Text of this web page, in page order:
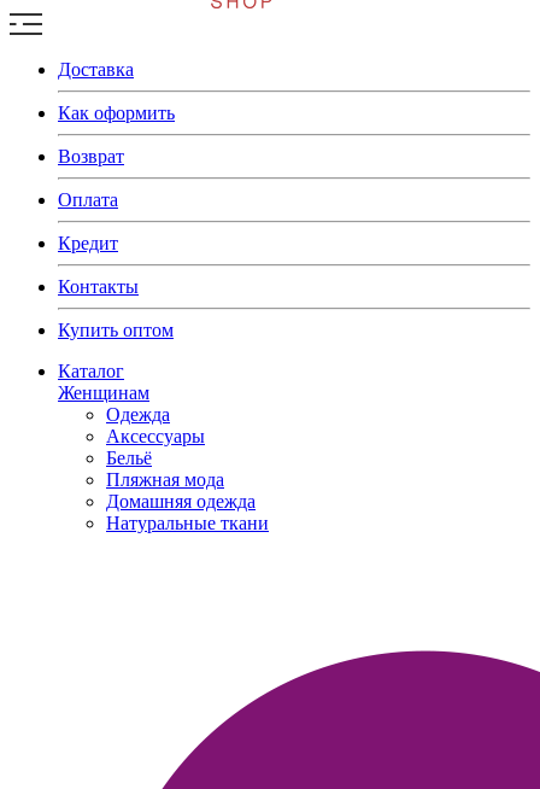
Доставка
Как оформить
Возврат
Оплата
Кредит
Контакты
Купить оптом
Каталог
Женщинам
Одежда
Аксессуары
Бельё
Пляжная мода
Домашняя одежда
Натуральные ткани